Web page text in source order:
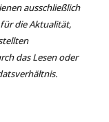
ausschließlich
die Aktualität,
das Lesen oder